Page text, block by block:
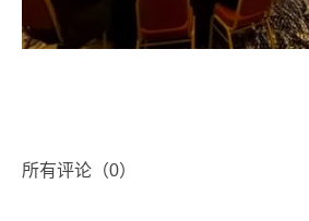
所有评论（0）